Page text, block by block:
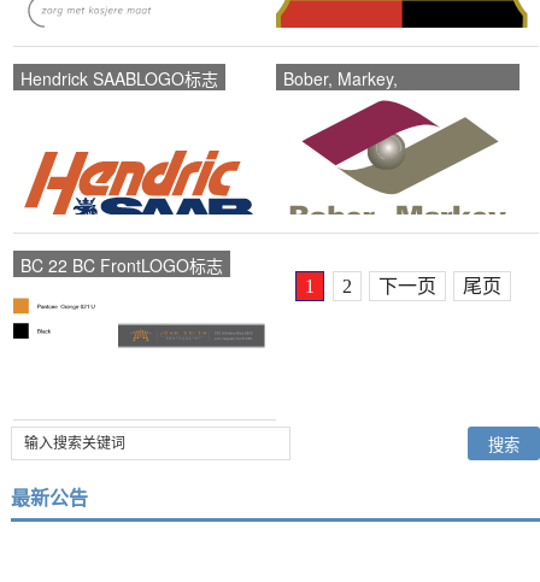
Hendrick SAABLOGO标志
Bober, Markey,
FedorovichLOGO标志
BC 22 BC FrontLOGO标志
1 2 下一页 尾页
最新公告